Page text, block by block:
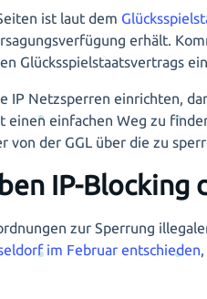
ist laut dem
erhält.
Glücksspielstaatsvertrags
Netzsperren einrichten,
einen einfachen Weg zu
der GGL über die zu
IP-Blocking
zur Sperrung
im Februar entschieden